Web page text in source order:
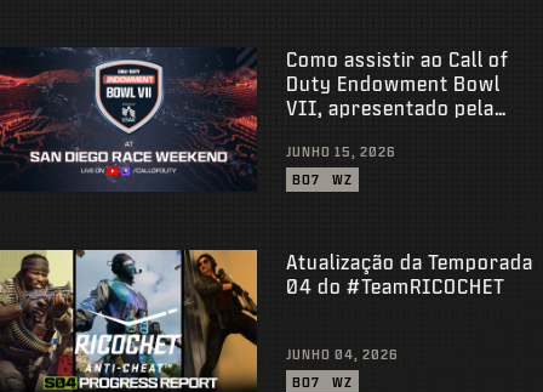
Como assistir ao Call of
Duty Endowment Bowl
VII, apresentado pela
recompensas
JUNHO 15, 2026
BO7
WZ
Atualização da Temporada
04 do #TeamRICOCHET
JUNHO 04, 2026
BO7
WZ